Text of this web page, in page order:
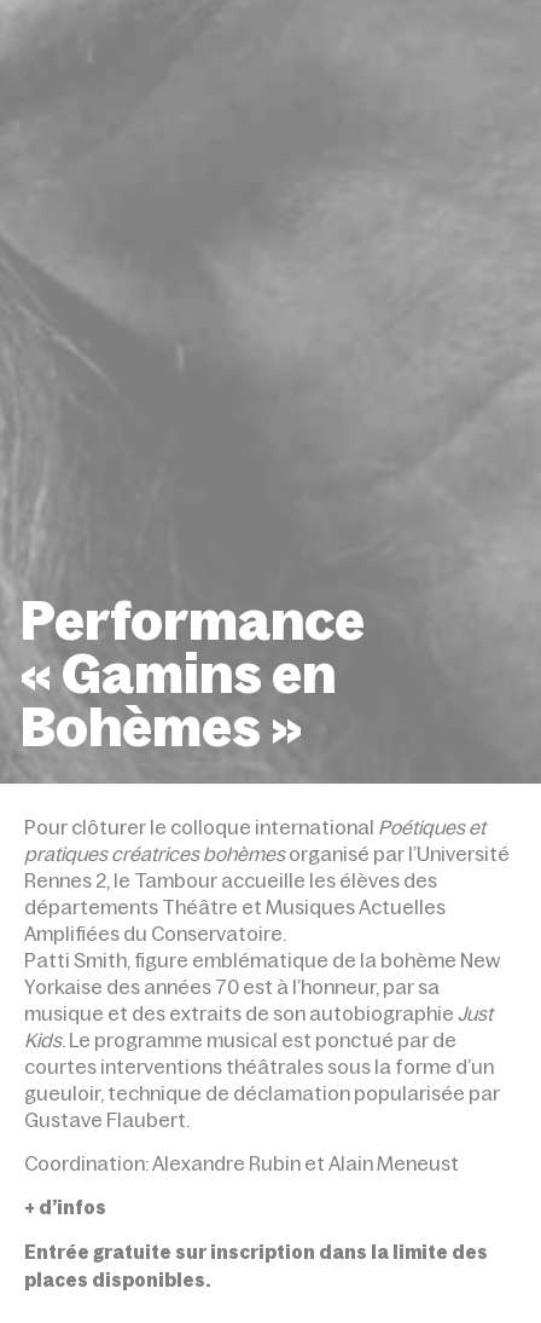
Performance
« Gamins en
Bohèmes »
BOHÈMES »
Pour clôturer le colloque international Poétiques et
pratiques créatrices bohèmesorganisé par l’Université
Rennes 2, le Tambour accueille les élèves des
départements Théâtre et Musiques Actuelles
Amplifiées du Conservatoire.
Patti Smith, figure emblématique de la bohème New
Yorkaise des années 70 est à l’honneur, par sa
musique et des extraits de son autobiographie Just
Kids. Le programme musical est ponctué par de
courtes interventions théâtrales sous la forme d’un
gueuloir, technique de décla­mation popularisée par
Gustave Flaubert.
Coordination: Alexandre Rubin et Alain Meneust
+ d’infos
Entrée gratuite sur inscription dans la limite des
places disponibles.